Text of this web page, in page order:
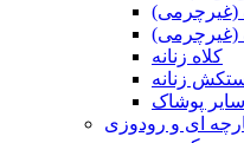
(غیرچرمی)
(غیرچرمی)
کلاه زنانه
زنانه
سایر پوشاک
ای و رودوزی